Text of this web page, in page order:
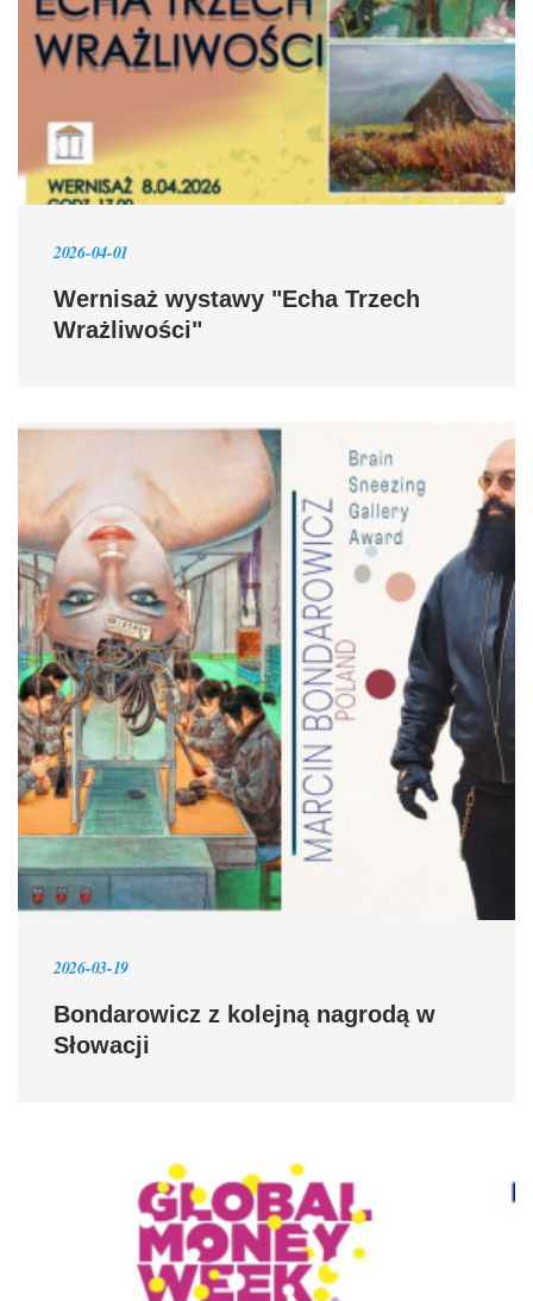
2026-04-01
Wernisaż wystawy "Echa Trzech
Wrażliwości"
2026-03-19
Bondarowicz z kolejną nagrodą w
Słowacji